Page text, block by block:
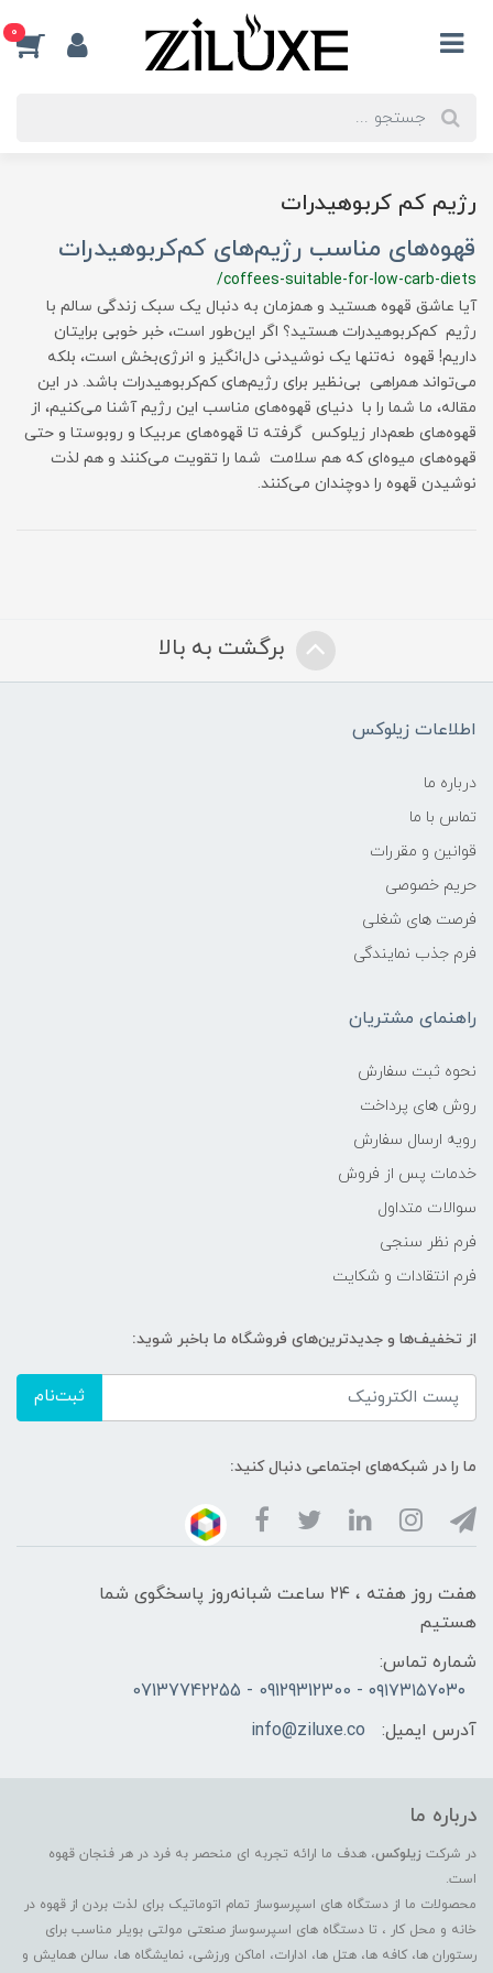
0
رژیم کم کربوهیدرات
قهوه‌های مناسب رژیم‌های کم‌کربوهیدرات
/coffees-suitable-for-low-carb-diets
آیا عاشق قهوه هستید و همزمان به دنبال یک سبک زندگی سالم با
رژیم کم‌کربوهیدرات هستید؟ اگر این‌طور است، خبر خوبی برایتان
داریم! قهوه نه‌تنها یک نوشیدنی دل‌انگیز و انرژی‌بخش است، بلکه
می‌تواند همراهی بی‌نظیر برای رژیم‌های کم‌کربوهیدرات باشد. در این
مقاله، ما شما را با دنیای قهوه‌های مناسب این رژیم آشنا می‌کنیم، از
قهوه‌های طعم‌دار زیلوکس گرفته تا قهوه‌های عربیکا و روبوستا و حتی
قهوه‌های میوه‌ای که هم سلامت شما را تقویت می‌کنند و هم لذت
نوشیدن قهوه را دوچندان می‌کنند.
برگشت به بالا
اطلاعات زیلوکس
درباره ما
تماس با ما
قوانین و مقررات
حریم خصوصی
فرصت های شغلی
فرم جذب نمایندگی
راهنمای مشتریان
نحوه ثبت سفارش
روش های پرداخت
رویه ارسال سفارش
خدمات پس از فروش
سوالات متداول
فرم نظر سنجی
فرم انتقادات و شکایت
از تخفیف‌ها و جدیدترین‌های فروشگاه ما باخبر شوید:
ثبت‌نام
ما را در شبکه‌های اجتماعی دنبال کنید:
هفت روز هفته ، ۲۴ ساعت شبانه‌روز پاسخگوی شما
هستیم
شماره تماس:
۰۹۱۷۳۱۵۷۰۳۰ - 09129312300 - 07137742255
آدرس ایمیل:
info@ziluxe.co
درباره ما
در شرکت زیلوکس، هدف ما ارائه تجربه ای منحصر به فرد در هر فنجان قهوه
است.
محصولات ما از دستگاه های اسپرسوساز تمام اتوماتیک برای لذت بردن از قهوه در
خانه و محل کار ، تا دستگاه های اسپرسوساز صنعتی مولتی بویلر مناسب برای
رستوران ها، کافه ها، هتل ها، ادارات، اماکن ورزشی، نمایشگاه ها، سالن همایش و